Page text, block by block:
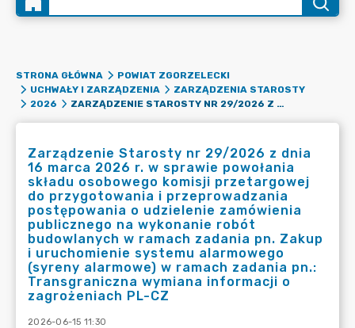
STRONA GŁÓWNA
POWIAT ZGORZELECKI
UCHWAŁY I ZARZĄDZENIA
ZARZĄDZENIA STAROSTY
2026
ZARZĄDZENIE STAROSTY NR 29/2026 Z DNIA 16 MARCA 2026 R. W SPRAWIE POWOŁANIA SKŁADU OSOBOWEGO KOMISJI PRZETARGOWEJ DO PRZYGOTOWANIA I PRZEPROWADZANIA POSTĘPOWANIA O UDZIELENIE ZAMÓWIENIA PUBLICZNEGO NA WYKONANIE ROBÓT BUDOWLANYCH W RAMACH ZADANIA PN. ZAKUP I URUCHOMIENIE SYSTEMU ALARMOWEGO (SYRENY ALARMOWE) W RAMACH ZADANIA PN.: TRANSGRANICZNA WYMIANA INFORMACJI O ZAGROŻENIACH PL-CZ
Zarządzenie Starosty nr 29/2026 z dnia
16 marca 2026 r. w sprawie powołania
składu osobowego komisji przetargowej
do przygotowania i przeprowadzania
postępowania o udzielenie zamówienia
publicznego na wykonanie robót
budowlanych w ramach zadania pn. Zakup
i uruchomienie systemu alarmowego
(syreny alarmowe) w ramach zadania pn.:
Transgraniczna wymiana informacji o
zagrożeniach PL-CZ
2026-06-15 11:30